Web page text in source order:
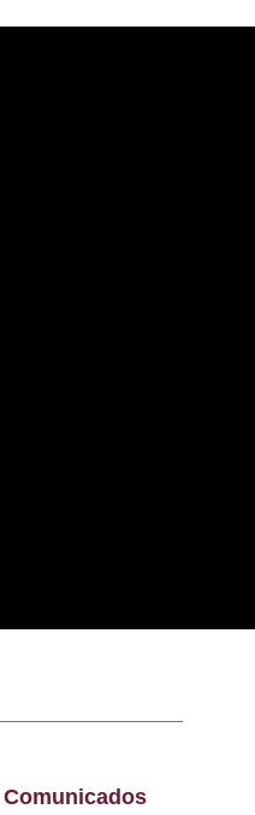
Comunicados